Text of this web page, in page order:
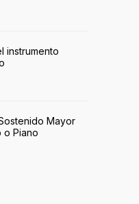
instrumento
Mayor
o Piano